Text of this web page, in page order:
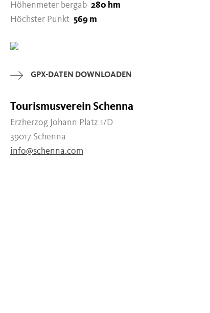
Höhenmeter bergab 280 hm
Höchster Punkt 569 m
GPX-DATEN DOWNLOADEN
Tourismusverein Schenna
Erzherzog Johann Platz 1/D
39017 Schenna
info@schenna.com